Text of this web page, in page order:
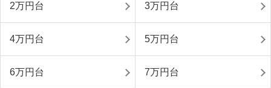
2万円台 3万円台
4万円台 5万円台
6万円台 7万円台